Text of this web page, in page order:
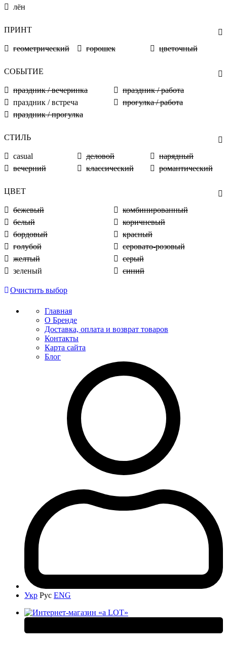
лён
ПРИНТ
геометрический горошек цветочный
СОБЫТИЕ
праздник / вечеринка
праздник / встреча
праздник / прогулка
праздник / работа
прогулка / работа
СТИЛЬ
casual
вечерний
деловой
классический
нарядный
романтический
ЦВЕТ
бежевый
белый
бордовый
голубой
желтый
зеленый
комбинированный
коричневый
красный
серовато-розовый
серый
синий
Очистить выбор
Главная
О Бренде
Доставка, оплата и возврат товаров
Контакты
Карта сайта
Блог
Укр Рус ENG